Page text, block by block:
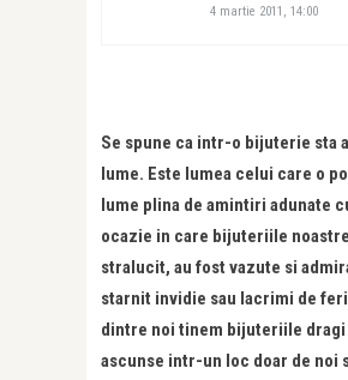
4 martie 2011, 14:00
Se spune ca intr-o bijuterie sta
lume. Este lumea celui care o
lume plina de amintiri adunate
ocazie in care bijuteriile
stralucit, au fost vazute si
starnit invidie sau lacrimi de
dintre noi tinem bijuteriile dragi
ascunse intr-un loc doar de noi